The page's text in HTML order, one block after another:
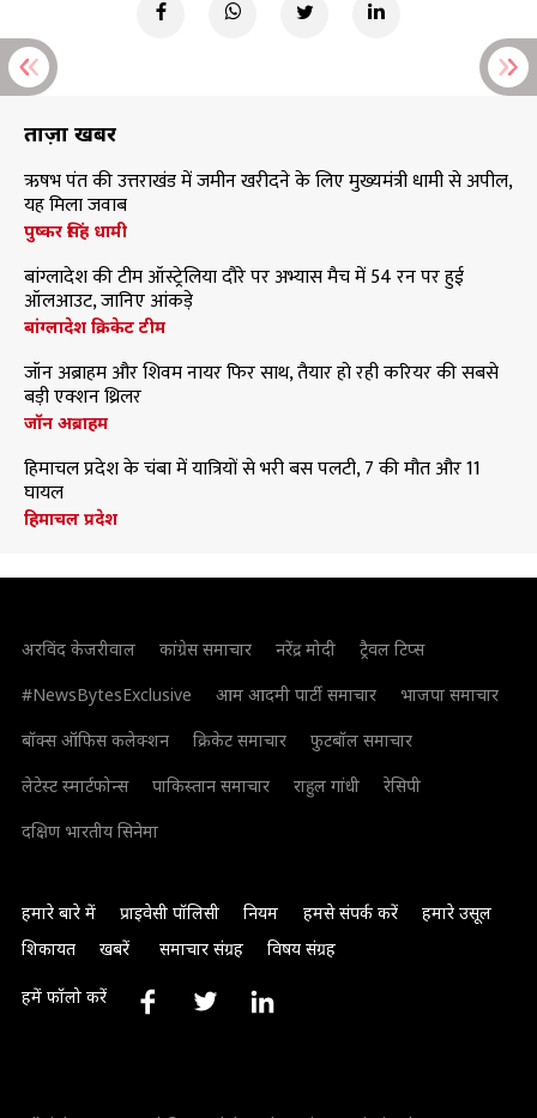
ताज़ा खबरें
ऋषभ पंत की उत्तराखंड में जमीन खरीदने के लिए मुख्यमंत्री धामी से अपील,
यह मिला जवाब
पुष्कर सिंह धामी
बांग्लादेश की टीम ऑस्ट्रेलिया दौरे पर अभ्यास मैच में 54 रन पर हुई
ऑलआउट, जानिए आंकड़े
बांग्लादेश क्रिकेट टीम
जॉन अब्राहम और शिवम नायर फिर साथ, तैयार हो रही करियर की सबसे
बड़ी एक्शन थ्रिलर
जॉन अब्राहम
हिमाचल प्रदेश के चंबा में यात्रियों से भरी बस पलटी, 7 की मौत और 11
घायल
हिमाचल प्रदेश
अरविंद केजरीवाल कांग्रेस समाचार नरेंद्र मोदी
ट्रैवल टिप्स
#NewsBytesExclusive
आम आदमी पार्टी समाचार
भाजपा समाचार
बॉक्स ऑफिस कलेक्शन
क्रिकेट समाचार
फुटबॉल समाचार
लेटेस्ट स्मार्टफोन्स
पाकिस्तान समाचार राहुल गांधी
रेसिपी
दक्षिण भारतीय सिनेमा
हमारे बारे में प्राइवेसी पॉलिसी नियम हमसे संपर्क करें
हमारे उसूल
शिकायत
खबरें समाचार संग्रह विषय संग्रह
हमें फॉलो करें